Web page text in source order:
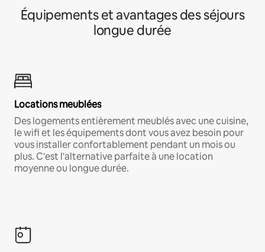
Équipements et avantages des séjours
longue durée
Locations meublées
Des logements entièrement meublés avec une cuisine,
le wifi et les équipements dont vous avez besoin pour
vous installer confortablement pendant un mois ou
plus. C'est l'alternative parfaite à une location
moyenne ou longue durée.